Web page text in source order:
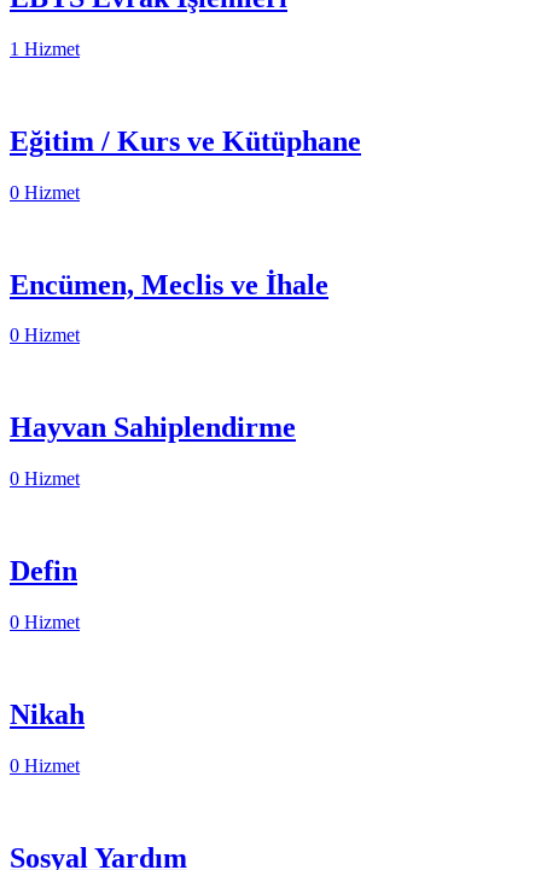
1 Hizmet
Eğitim / Kurs ve Kütüphane
0 Hizmet
Encümen, Meclis ve İhale
0 Hizmet
Hayvan Sahiplendirme
0 Hizmet
Defin
0 Hizmet
Nikah
0 Hizmet
Sosyal Yardım